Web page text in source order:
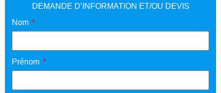
DEMANDE D’INFORMATION ET/OU DEVIS
Nom
Prénom